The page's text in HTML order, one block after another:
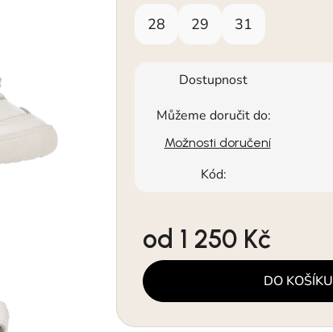
28 29 31
Dostupnost
Můžeme doručit do:
Možnosti doručení
Kód:
od 1 250 Kč
Měrná cena:
DO KOŠÍKU